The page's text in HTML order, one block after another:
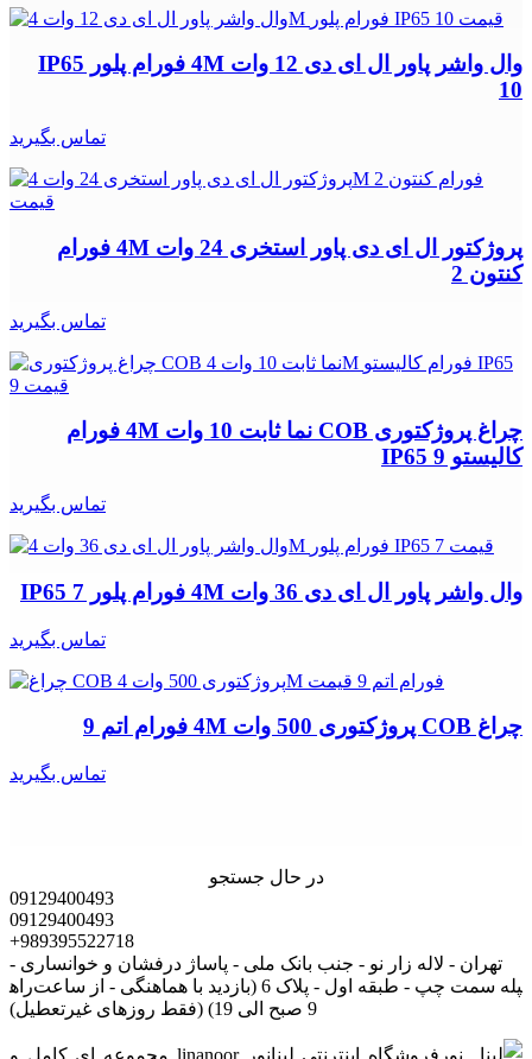
وال واشر پاور ال ای دی 12 وات 4M فورام پلور IP65
10
تماس بگیرید
پروژکتور ال ای دی پاور استخری 24 وات 4M فورام
کنتون 2
تماس بگیرید
چراغ پروژکتوری COB نما ثابت 10 وات 4M فورام
کالیستو IP65 9
تماس بگیرید
وال واشر پاور ال ای دی 36 وات 4M فورام پلور IP65 7
تماس بگیرید
چراغ COB پروژکتوری 500 وات 4M فورام اتم 9
تماس بگیرید
در حال جستجو
09129400493
09129400493
+989395522718
تهران - لاله زار نو - جنب بانک ملی - پاساژ درفشان و خوانساری -
راه‎پله سمت چپ - طبقه اول - پلاک 6 (بازدید با هماهنگی - از ساعت
9 صبح الی 19) (فقط روزهای غیرتعطیل)
فروشگاه اینترنتی لینانور linanoor مجموعه اي کامل و